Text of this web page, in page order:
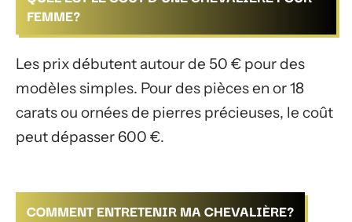
FEMME?
Les prix débutent autour de 50 € pour des
modèles simples. Pour des pièces en or 18
carats ou ornées de pierres précieuses, le coût
peut dépasser 600 €.
COMMENT ENTRETENIR MA CHEVALIÈRE?